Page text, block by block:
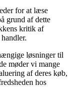
for at læse
grund af dette
kritik af
løsninger til
møder vi mange
af deres køb,
hos